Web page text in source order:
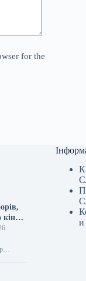
for the
кінця
до
и